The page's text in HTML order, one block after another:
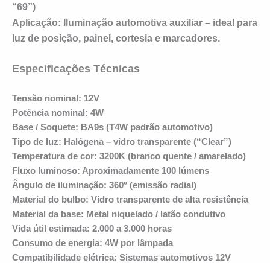
“69”)
Aplicação: Iluminação automotiva auxiliar – ideal para
luz de posição, painel, cortesia e marcadores.
Especificações Técnicas
Tensão nominal: 12V
Potência nominal: 4W
Base / Soquete: BA9s (T4W padrão automotivo)
Tipo de luz: Halógena – vidro transparente (“Clear”)
Temperatura de cor: 3200K (branco quente / amarelado)
Fluxo luminoso: Aproximadamente 100 lúmens
Ângulo de iluminação: 360° (emissão radial)
Material do bulbo: Vidro transparente de alta resistência
Material da base: Metal niquelado / latão condutivo
Vida útil estimada: 2.000 a 3.000 horas
Consumo de energia: 4W por lâmpada
Compatibilidade elétrica: Sistemas automotivos 12V